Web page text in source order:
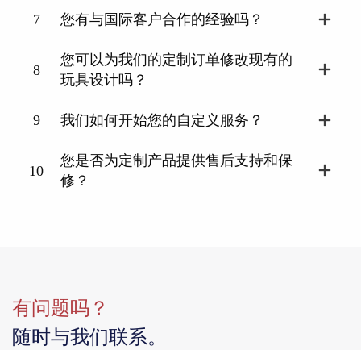
7 您有与国际客户合作的经验吗？
8
您可以为我们的定制订单修改现有的
玩具设计吗？
9 我们如何开始您的自定义服务？
10
您是否为定制产品提供售后支持和保
修？
有问题吗？
随时与我们联系。